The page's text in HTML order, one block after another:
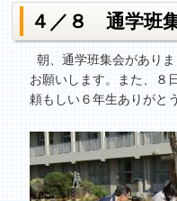
４／８ 通学班
朝、通学班集会があり
お願いします。また、８
頼もしい６年生ありがと